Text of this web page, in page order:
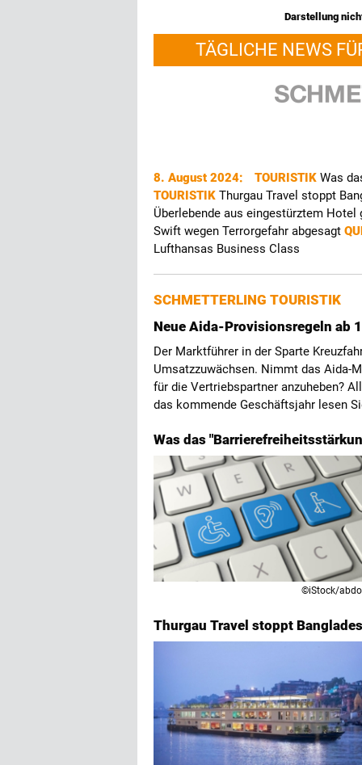
Darstellung
TÄGLICHE NEWS
8. August 2024: TOURISTIK Was
TOURISTIK Thurgau Travel stoppt
Überlebende aus eingestürztem
Swift wegen Terrorgefahr abgesagt
Lufthansas Business Class
SCHMETTERLING TOURISTIK
Neue Aida-Provisionsregeln ab
Der Marktführer in der Sparte
Umsatzzuwächsen. Nimmt das Aida-
für die Vertriebspartner anzuheben?
das kommende Geschäftsjahr lesen
Was das
©iStock/
Thurgau Travel stoppt